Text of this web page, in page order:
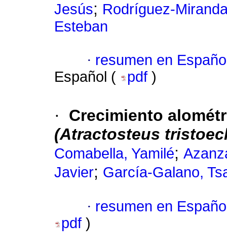
Jesús; Rodríguez-
Esteban
· resumen en
Español (
pdf )
·
Crecimiento
(Atractosteus
Comabella, Yamilé;
Javier; García-Galano,
· resumen en
pdf )